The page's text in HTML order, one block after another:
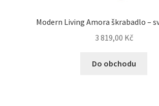
Modern Living Amora škrabadlo –
3 819,00 Kč
Do obchodu